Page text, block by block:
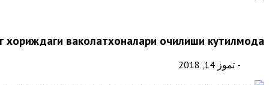
хориждаги ваколатхоналари очилиши кутилмоқда
- تموز 14, 2018